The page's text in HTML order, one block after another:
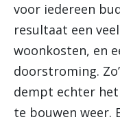
voor iedereen
resultaat een
woonkosten, en
doorstroming.
dempt echter
te bouwen weer.